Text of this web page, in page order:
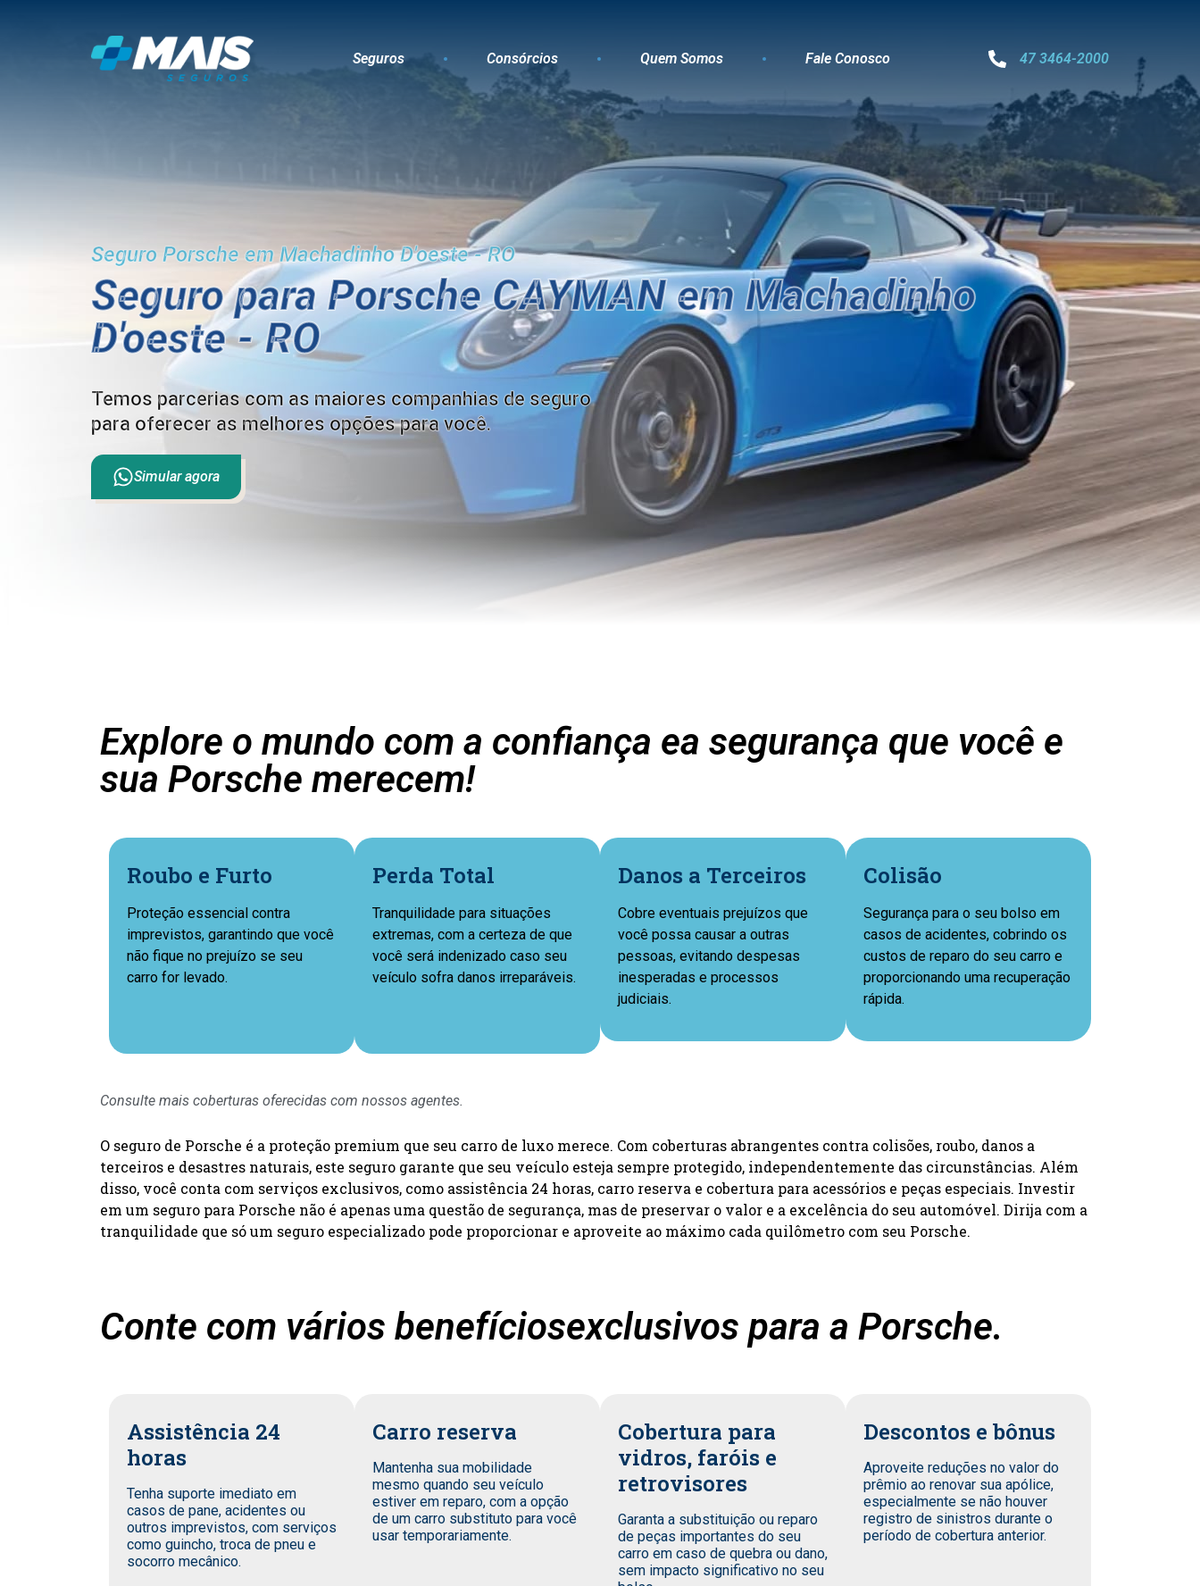
Seguros Consórcios Quem Somos Fale Conosco 47 3464-2000
Seguro Porsche em Machadinho D'oeste - RO
Seguro para Porsche CAYMAN em Machadinho
D'oeste - RO
Temos parcerias com as maiores companhias de seguro
para oferecer as melhores opções para você.
Simular agora
Explore o mundo com a confiança ea segurança que você e
sua Porsche merecem!
Roubo e Furto
Proteção essencial contra
imprevistos, garantindo que você
não fique no prejuízo se seu
carro for levado.
Perda Total
Tranquilidade para situações
extremas, com a certeza de que
você será indenizado caso seu
veículo sofra danos irreparáveis.
Danos a Terceiros
Cobre eventuais prejuízos que
você possa causar a outras
pessoas, evitando despesas
inesperadas e processos
judiciais.
Colisão
Segurança para o seu bolso em
casos de acidentes, cobrindo os
custos de reparo do seu carro e
proporcionando uma recuperação
rápida.
Consulte mais coberturas oferecidas com nossos agentes.
O seguro de Porsche é a proteção premium que seu carro de luxo merece. Com coberturas abrangentes contra colisões, roubo, danos a
terceiros e desastres naturais, este seguro garante que seu veículo esteja sempre protegido, independentemente das circunstâncias. Além
disso, você conta com serviços exclusivos, como assistência 24 horas, carro reserva e cobertura para acessórios e peças especiais. Investir
em um seguro para Porsche não é apenas uma questão de segurança, mas de preservar o valor e a excelência do seu automóvel. Dirija com a
tranquilidade que só um seguro especializado pode proporcionar e aproveite ao máximo cada quilômetro com seu Porsche.
Conte com vários benefíciosexclusivos para a Porsche.
Assistência 24
horas
Tenha suporte imediato em
casos de pane, acidentes ou
outros imprevistos, com serviços
como guincho, troca de pneu e
socorro mecânico.
Carro reserva
Mantenha sua mobilidade
mesmo quando seu veículo
estiver em reparo, com a opção
de um carro substituto para você
usar temporariamente.
Cobertura para
vidros, faróis e
retrovisores
Garanta a substituição ou reparo
de peças importantes do seu
carro em caso de quebra ou dano,
sem impacto significativo no seu
Descontos e bônus
Aproveite reduções no valor do
prêmio ao renovar sua apólice,
especialmente se não houver
registro de sinistros durante o
período de cobertura anterior.